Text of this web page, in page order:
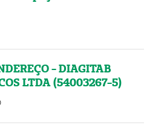
- DIAGITAB
LTDA (54003267-5)